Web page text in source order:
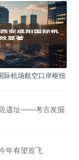
际机场航空口岸枢纽
遗址——考古发掘
年有望首飞